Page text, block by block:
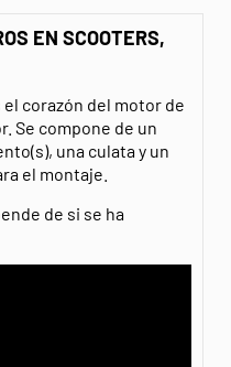
EN SCOOTERS,
el corazón del motor de
Se compone de un
una culata y un
el montaje.
de si se ha